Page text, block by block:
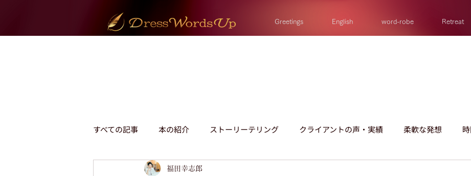
Greetings English word-robe Retreat
すべての記事 本の紹介 ストーリーテリング クライアントの声・実績 柔軟な発想
伝え方のヒント 販売・育成
福田幸志郎